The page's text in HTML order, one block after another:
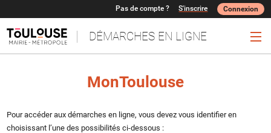
DÉMARCHES EN LIGNE
Pas de compte ? S'inscrire Connexion
MonToulouse
Pour accéder aux démarches en ligne, vous devez vous identifier en
choisissant l’une des possibilités ci-dessous :